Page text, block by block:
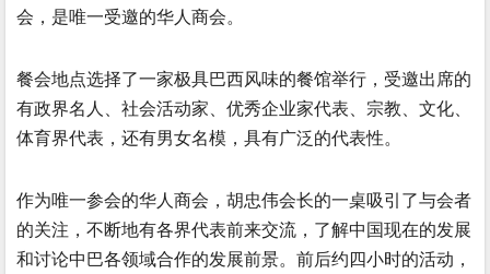
会，是唯一受邀的华人商会。
餐会地点选择了一家极具巴西风味的餐馆举行，受邀出席的
有政界名人、社会活动家、优秀企业家代表、宗教、文化、
体育界代表，还有男女名模，具有广泛的代表性。
作为唯一参会的华人商会，胡忠伟会长的一桌吸引了与会者
的关注，不断地有各界代表前来交流，了解中国现在的发展
和讨论中巴各领域合作的发展前景。前后约四小时的活动，